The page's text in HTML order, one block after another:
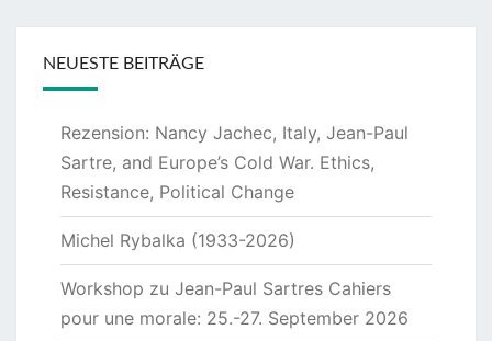
NEUESTE BEITRÄGE
Rezension: Nancy Jachec, Italy, Jean-Paul
Sartre, and Europe’s Cold War. Ethics,
Resistance, Political Change
Michel Rybalka (1933-2026)
Workshop zu Jean-Paul Sartres Cahiers
pour une morale: 25.-27. September 2026